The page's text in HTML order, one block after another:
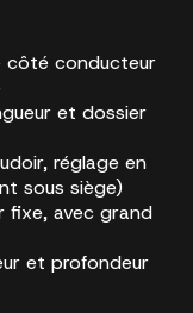
côté conducteur
et dossier
réglage en
sous siège)
fixe, avec grand
et profondeur